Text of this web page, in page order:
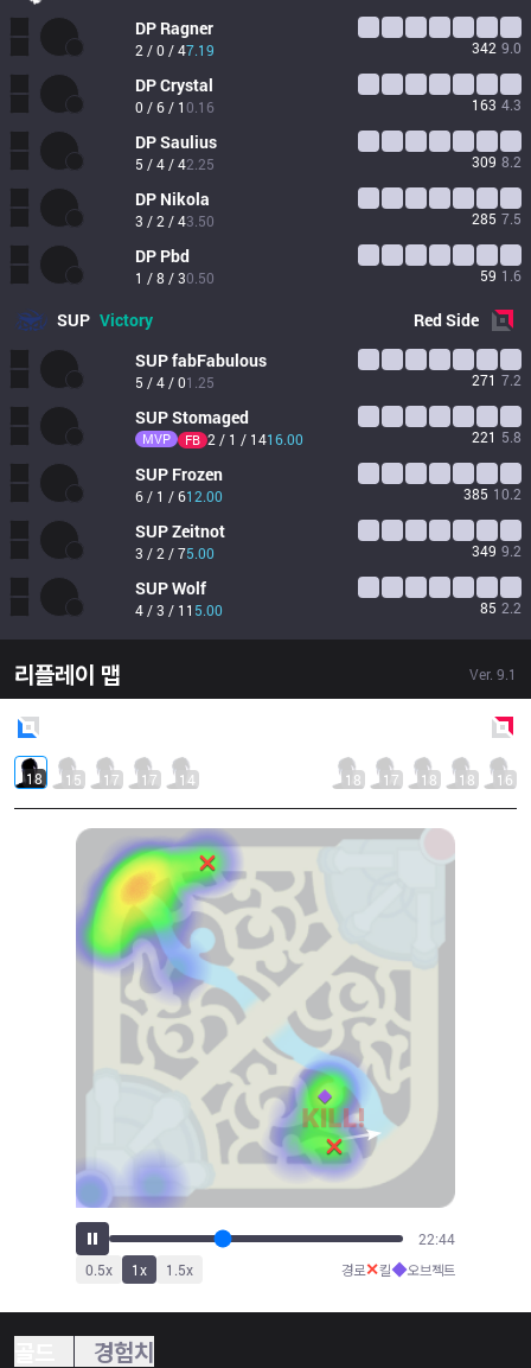
DP Ragner
2 / 0 / 47.19 342 9.0
DPCrystal
0 / 6 / 10.16 163 4.3
DPSaulius
5 / 4 / 42.25 309 8.2
DP Nikola
3 / 2 / 43.50 285 7.5
DP Pbd
1 / 8 / 30.50 59 1.6
SUP Victory RedSide
SUPfabFabulous
5 / 4 / 01.25 271 7.2
SUPStomaged
MVP FB 2 / 1 / 1416.00 221 5.8
SUP Frozen
6 / 1 / 612.00 385 10.2
SUPZeitnot
3 / 2 / 75.00 349 9.2
SUPWolf
4 / 3 / 11 5.00 85 2.2
리플레이 맵 Ver. 9.1
18 15 17 17 14 18 17 18 18 16
25:12
0.5x 1x 1.5x 경로✕킬◆오브젝트
경험치